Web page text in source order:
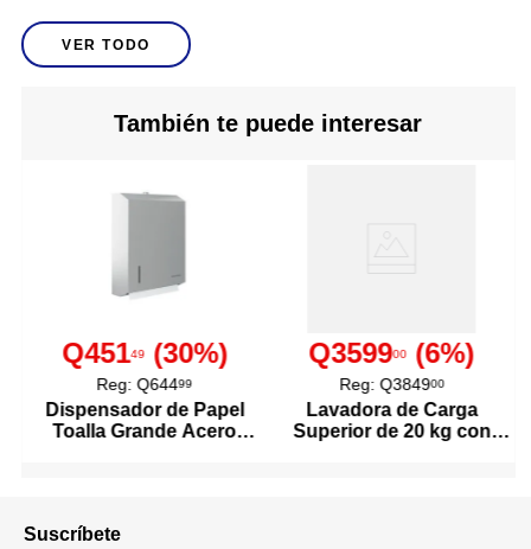
Descripción
portabebé. Todos los
componentes están fabricados
Cantidad de Piezas
Descripción De Edad 0+ Meses
VER TODO
También te puede interesar
Q45149 (30%)
Reg: Q64499
Dispensador de Papel
Toalla Grande Acero
Q359900 (6%)
Reg: Q384900
Lavadora de Carga
Superior de 20 kg con
Suscríbete